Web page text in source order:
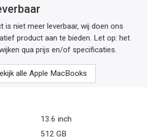
is niet meer leverbaar, wij doen ons
product aan te bieden. Let op: het
qua prijs en/of specificaties.
alle Apple MacBooks
13.6 inch
512 GB